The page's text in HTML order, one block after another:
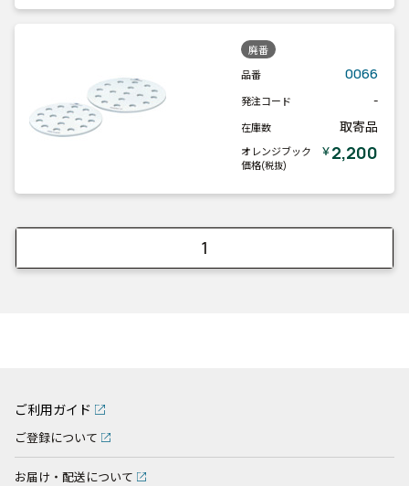
廃番
品番
0066
発注コード -
在庫数 取寄品
オレンジブック
価格(税抜)
￥2,200
1
ご利用ガイド
ご登録について
お届け・配送について